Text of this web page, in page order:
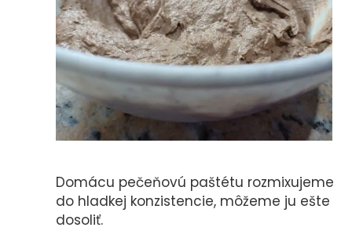
Domácu pečeňovú paštétu rozmixujeme
do hladkej konzistencie, môžeme ju ešte
dosoliť.